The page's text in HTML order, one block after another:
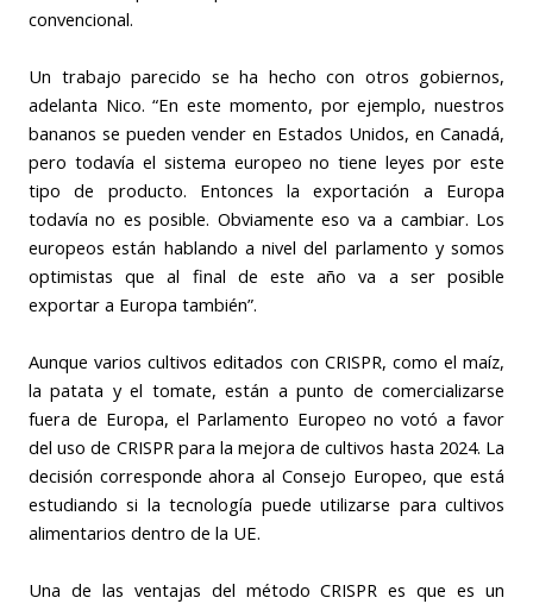
convencional.
Un trabajo parecido se ha hecho con otros gobiernos,
adelanta Nico. “En este momento, por ejemplo, nuestros
bananos se pueden vender en Estados Unidos, en Canadá,
pero todavía el sistema europeo no tiene leyes por este
tipo de producto. Entonces la exportación a Europa
todavía no es posible. Obviamente eso va a cambiar. Los
europeos están hablando a nivel del parlamento y somos
optimistas que al final de este año va a ser posible
exportar a Europa también”.
Aunque varios cultivos editados con CRISPR, como el maíz,
la patata y el tomate, están a punto de comercializarse
fuera de Europa, el Parlamento Europeo no votó a favor
del uso de CRISPR para la mejora de cultivos hasta 2024. La
decisión corresponde ahora al Consejo Europeo, que está
estudiando si la tecnología puede utilizarse para cultivos
alimentarios dentro de la UE.
Una de las ventajas del método CRISPR es que es un